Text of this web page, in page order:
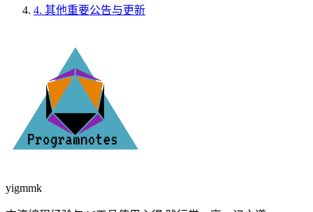
4. 其他重要公告与更新
yigmmk